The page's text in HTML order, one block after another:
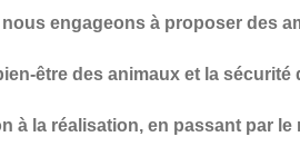
engageons à proposer des
être des animaux et la sécurité
à la réalisation, en passant par